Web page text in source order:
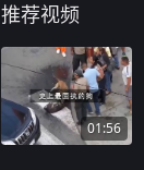
推荐视频
01:56